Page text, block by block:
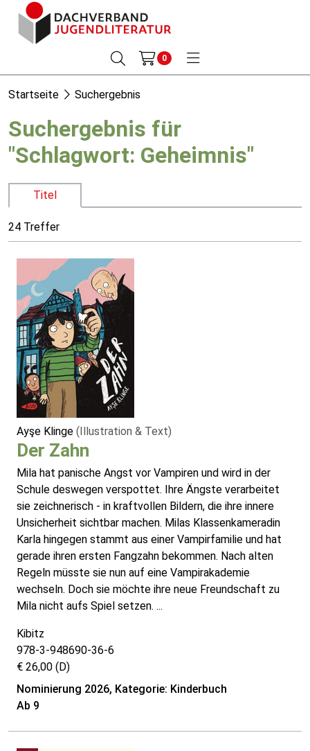
0
Startseite Suchergebnis
Suchergebnis für
"Schlagwort: Geheimnis"
Titel
24 Treffer
Ayşe Klinge (Illustration & Text)
Der Zahn
Mila hat panische Angst vor Vampiren und wird in der
Schule deswegen verspottet. Ihre Ängste verarbeitet
sie zeichnerisch - in kraftvollen Bildern, die ihre innere
Unsicherheit sichtbar machen. Milas Klassenkameradin
Karla hingegen stammt aus einer Vampirfamilie und hat
gerade ihren ersten Fangzahn bekommen. Nach alten
Regeln müsste sie nun auf eine Vampirakademie
wechseln. Doch sie möchte ihre neue Freundschaft zu
Mila nicht aufs Spiel setzen. ...
Kibitz
978-3-948690-36-6
€ 26,00 (D)
Nominierung 2026, Kategorie: Kinderbuch
Ab 9